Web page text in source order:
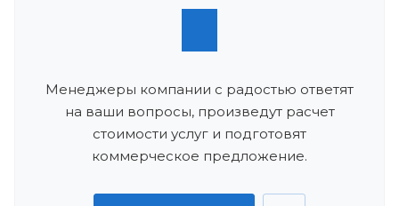
Менеджеры компании с радостью ответят
на ваши вопросы, произведут расчет
стоимости услуг и подготовят
коммерческое предложение.